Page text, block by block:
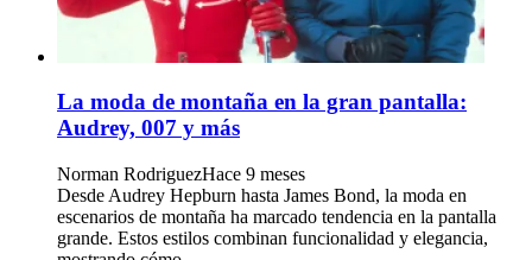
La moda de montaña en la gran pantalla:
Audrey, 007 y más
Norman RodriguezHace 9 meses
Desde Audrey Hepburn hasta James Bond, la moda en
escenarios de montaña ha marcado tendencia en la pantalla
grande. Estos estilos combinan funcionalidad y elegancia,